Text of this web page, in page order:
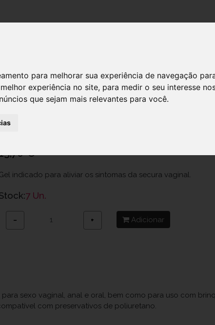
para melhorar sua experiência de navegação
experiência no site, para medir o seu interesse
que sejam mais relevantes para você.
Durex Naturals Intimate Gel x 100 ml
€
indicado para aliviar os sintomas da secura vaginal.
7 Un.
− + Adicionar
sexo vaginal, anal e oral, bem como para uso com
com preservativos de poliuretano.